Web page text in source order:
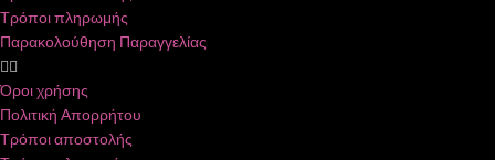
Τρόποι πληρωμής
Παρακολούθηση Παραγγελίας
Όροι χρήσης
Πολιτική Απορρήτου
Τρόποι αποστολής